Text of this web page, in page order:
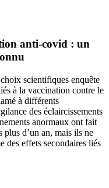
anti-covid : un
scientifiques enquête
à la vaccination contre le
à différents
des éclaircissements
anormaux ont fait
plus d’un an, mais ils ne
des effets secondaires liés